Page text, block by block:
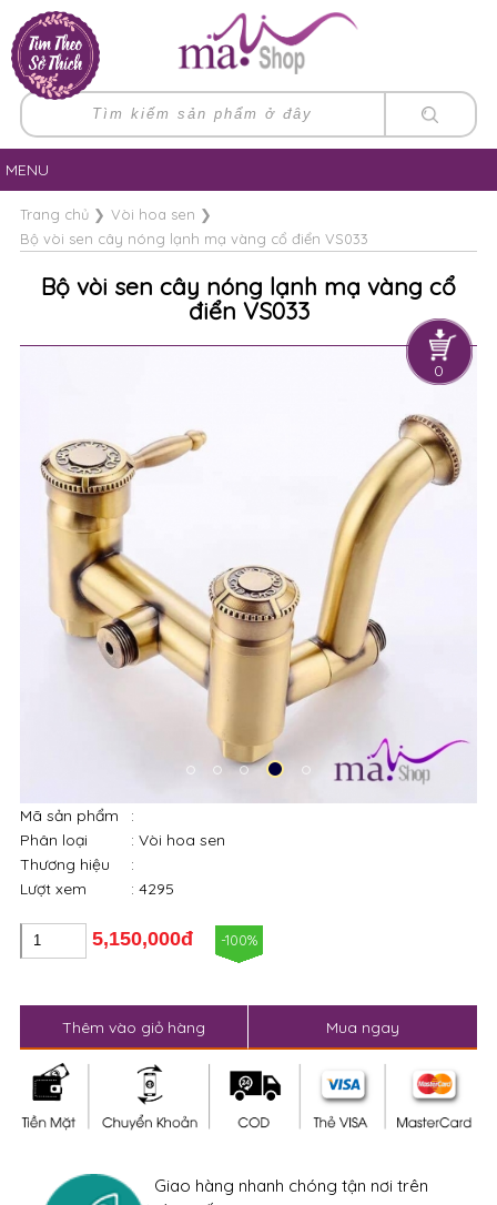
0
MENU
Trang chủ❯ Vòi hoa sen ❯
Bộ vòi sen cây nóng lạnh mạ vàng cổ điển VS033
Bộ vòi sen cây nóng lạnh mạ vàng cổ
điển VS033
Mã sản phẩm
:
Phân loại
: Vòi hoa sen
Thương hiệu
:
Lượt xem
: 4295
5,150,000đ -100%
Thêm vào giỏ hàng Mua ngay
Giao hàng nhanh chóng tận nơi trên